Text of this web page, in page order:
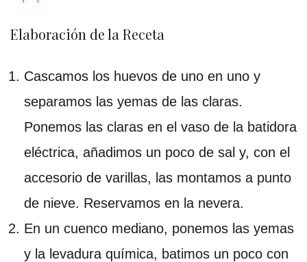
Elaboración de la Receta
Cascamos los huevos de uno en uno y
separamos las yemas de las claras.
Ponemos las claras en el vaso de la batidora
eléctrica, añadimos un poco de sal y, con el
accesorio de varillas, las montamos a punto
de nieve. Reservamos en la nevera.
En un cuenco mediano, ponemos las yemas
y la levadura química, batimos un poco con